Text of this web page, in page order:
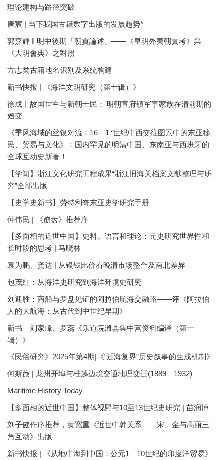
理论建构与路径突破
唐宸 | 当下我国古籍数字出版的发展趋势*
郭嘉輝 ‖ 明中後期「朝貢論述」——《皇明外夷朝貢考》與
《大明會典》之對照
方志类古籍地名识别及系统构建
新书快报 | 《海洋文明研究（第十辑）》
徐成丨故国世军与新朝士民： 明朝宣府镇军事家族在清前期的
嬗变
《季风海域的丝银对流：16—17世纪中西交往图景中的东亚移
民、贸易与文化》：国内罕见的明清中国、东南亚与西班牙的
全球互动史新著！
【学闻】浙江文化研究工程成果“浙江旧海关档案文献整理与研
究”全部出版
【史学史新书】劳特利奇东亚史学研究手册
仲伟民 | 《崩盘》推荐序
【多面相的近世中国】史料、语言和理论：元史研究世界性和
长时段的思考 | 马晓林
袁为鹏、龚达 | 从银钱比价看晚清市场整合及南北差异
包茂红：从海洋史研究到海洋环境史研究
刘迎胜：商船与罗盘见证的阿拉伯航海交融路——评《阿拉伯
人的大航海：从古代到中世纪早期》
新书｜刘家峰、罗蕊《乐道院潍县集中营资料编译（第一
辑）》
《民俗研究》2025年第4期|《“迁海复界”历史叙事的生成机制》
何斯薇 | 龙州开埠与桂越边境交通地理变迁(1889—1932)
Maritime History Today
【多面相的近世中国】整体视野与10至13世纪史研究 | 苗润博
刘子健作序推荐，黄宽重《近世中韩关系——宋、金与高丽三
角互动》出版
新书快报 | 《从地中海到中国：公元1—10世纪的印度洋贸易》